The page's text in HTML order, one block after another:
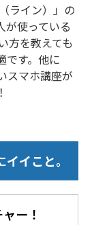
ライン）」の
が使っている
方を教えても
です。他に
スマホ講座が
イこと。
ー！